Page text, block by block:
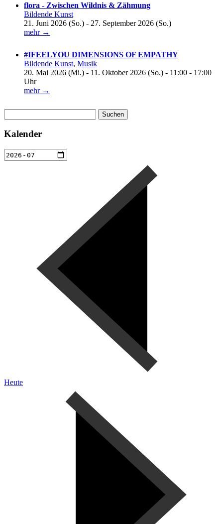
flora - Zwischen Wildnis & Zähmung
Bildende Kunst
21. Juni 2026 (So.) - 27. September 2026 (So.)
mehr →
#IFEELYOU DIMENSIONS OF EMPATHY
Bildende Kunst, Musik
20. Mai 2026 (Mi.) - 11. Oktober 2026 (So.) - 11:00 - 17:00
Uhr
mehr →
nach:
Kalender
Heute